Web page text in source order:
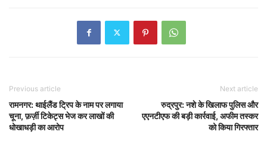
Previous article
रामनगर: थाईलैंड ट्रिप के नाम पर लगाया
चूना, फ़र्ज़ी टिकेट्स भेज कर लाखों की
धोखाधड़ी का आरोप
Next article
रुद्रपुर: नशे के खिलाफ पुलिस और
एएनटीएफ की बड़ी कार्रवाई, अफीम तस्कर
को किया गिरफ्तार